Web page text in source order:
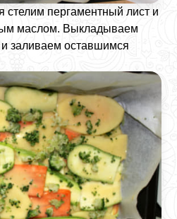
пергаментный лист и
маслом. Выкладываем
заливаем оставшимся